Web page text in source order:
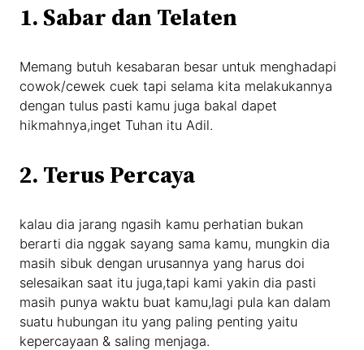
1. Sabar dan Telaten
Memang butuh kesabaran besar untuk menghadapi
cowok/cewek cuek tapi selama kita melakukannya
dengan tulus pasti kamu juga bakal dapet
hikmahnya,inget Tuhan itu Adil.
2. Terus Percaya
kalau dia jarang ngasih kamu perhatian bukan
berarti dia nggak sayang sama kamu, mungkin dia
masih sibuk dengan urusannya yang harus doi
selesaikan saat itu juga,tapi kami yakin dia pasti
masih punya waktu buat kamu,lagi pula kan dalam
suatu hubungan itu yang paling penting yaitu
kepercayaan & saling menjaga.